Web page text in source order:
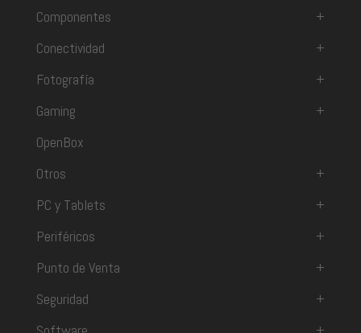
Componentes
+
Conectividad
+
Fotografía
+
Gaming
+
OpenBox
Otros
+
PC y Tablets
+
Periféricos
+
Punto de Venta
+
Seguridad
+